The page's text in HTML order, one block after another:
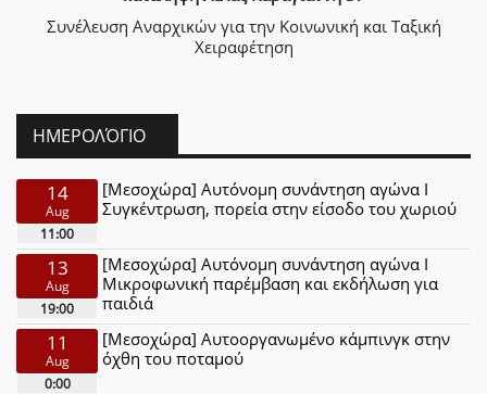
Συνέλευση Αναρχικών για την Κοινωνική και Ταξική
Χειραφέτηση
ΗΜΕΡΟΛΌΓΙΟ
14
Aug
11:00
[Μεσοχώρα] Αυτόνομη συνάντηση αγώνα Ι
Συγκέντρωση, πορεία στην είσοδο του χωριού
13
Aug
19:00
[Μεσοχώρα] Αυτόνομη συνάντηση αγώνα Ι
Μικροφωνική παρέμβαση και εκδήλωση για
παιδιά
11
Aug
0:00
[Μεσοχώρα] Αυτοοργανωμένο κάμπινγκ στην
όχθη του ποταμού